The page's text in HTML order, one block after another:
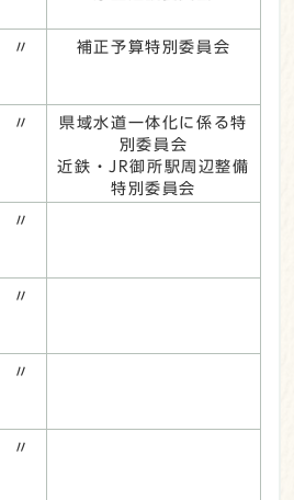
〃 補正予算特別委員会
〃
県域水道一体化に係る特
別委員会
近鉄・JR御所駅周辺整備
特別委員会
〃
〃
〃
〃